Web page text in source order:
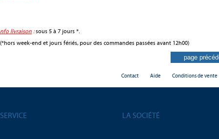
nfo livraison :sous 5 à 7 jours *.
(*hors week-end et jours fériés, pour des commandes passées avant 12h00)
Contact Aide Conditions de vente
SERVICE LA SOCIÉTÉ